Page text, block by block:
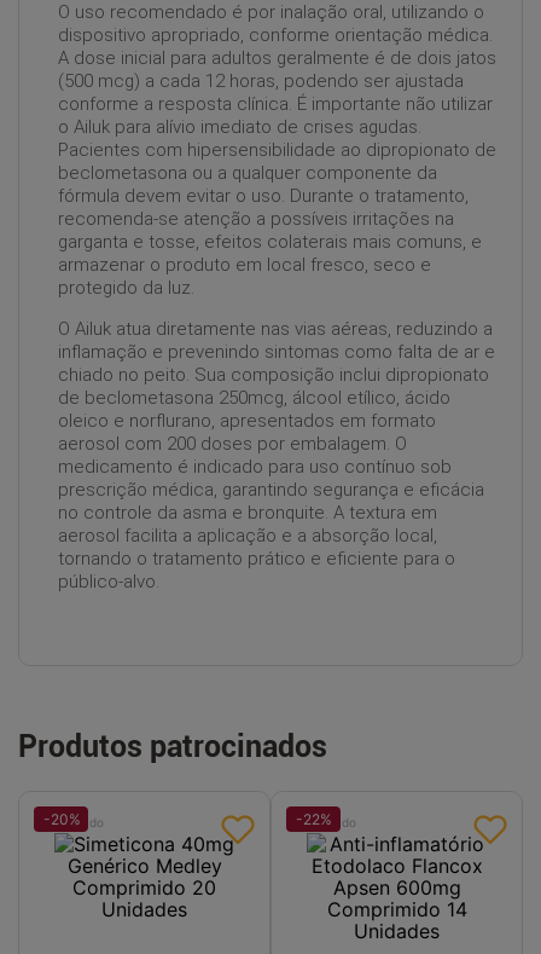
O uso recomendado é por inalação oral, utilizando o
dispositivo apropriado, conforme orientação médica.
A dose inicial para adultos geralmente é de dois jatos
(500 mcg) a cada 12 horas, podendo ser ajustada
conforme a resposta clínica. É importante não utilizar
o Ailuk para alívio imediato de crises agudas.
Pacientes com hipersensibilidade ao dipropionato de
beclometasona ou a qualquer componente da
fórmula devem evitar o uso. Durante o tratamento,
recomenda-se atenção a possíveis irritações na
garganta e tosse, efeitos colaterais mais comuns, e
armazenar o produto em local fresco, seco e
protegido da luz.
O Ailuk atua diretamente nas vias aéreas, reduzindo a
inflamação e prevenindo sintomas como falta de ar e
chiado no peito. Sua composição inclui dipropionato
de beclometasona 250mcg, álcool etílico, ácido
oleico e norflurano, apresentados em formato
aerosol com 200 doses por embalagem. O
medicamento é indicado para uso contínuo sob
prescrição médica, garantindo segurança e eficácia
no controle da asma e bronquite. A textura em
aerosol facilita a aplicação e a absorção local,
tornando o tratamento prático e eficiente para o
público-alvo.
Produtos patrocinados
Patrocinado
-20% Patrocinado
-22%